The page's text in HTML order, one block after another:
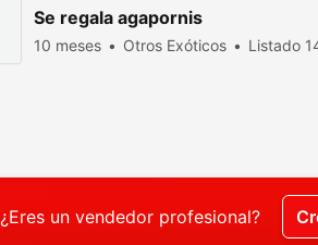
Se regala agapornis
10 meses Otros Exóticos Listado
¿Eres un vendedor profesional?